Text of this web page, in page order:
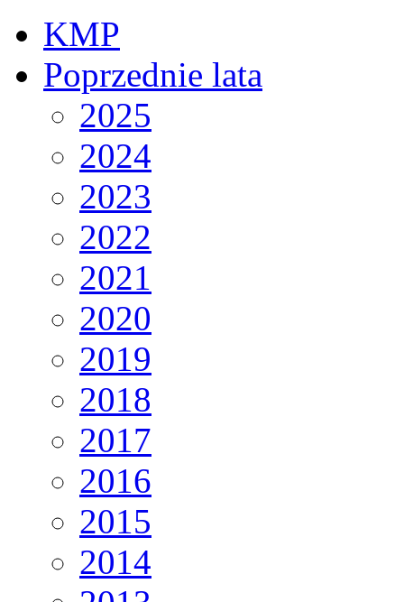
KMP
Poprzednie lata
2025
2024
2023
2022
2021
2020
2019
2018
2017
2016
2015
2014